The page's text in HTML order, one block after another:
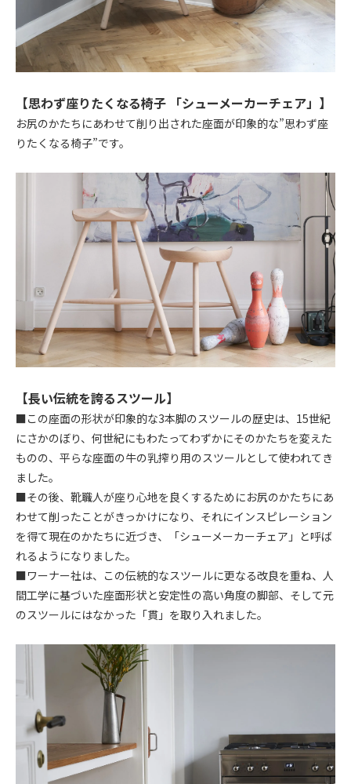
【思わず座りたくなる椅子 「シューメーカーチェア」】
お尻のかたちにあわせて削り出された座面が印象的な”思わず座
りたくなる椅子”です。
【長い伝統を誇るスツール】
■この座面の形状が印象的な3本脚のスツールの歴史は、15世紀
にさかのぼり、何世紀にもわたってわずかにそのかたちを変えた
ものの、平らな座面の牛の乳搾り用のスツールとして使われてき
ました。
■その後、靴職人が座り心地を良くするためにお尻のかたちにあ
わせて削ったことがきっかけになり、それにインスピレーション
を得て現在のかたちに近づき、「シューメーカーチェア」と呼ば
れるようになりました。
■ワーナー社は、この伝統的なスツールに更なる改良を重ね、人
間工学に基づいた座面形状と安定性の高い角度の脚部、そして元
のスツールにはなかった「貫」を取り入れました。